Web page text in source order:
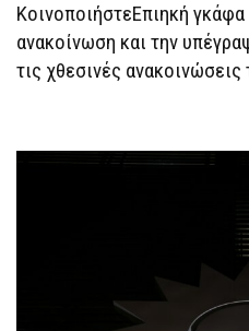
ΚοινοποιήστεΕπιηκή
ανακοίνωση και την
τις χθεσινές